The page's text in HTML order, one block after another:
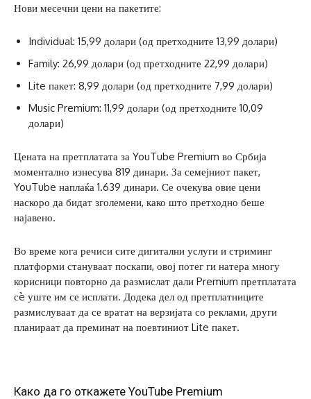
Нови месечни цени на пакетите:
Individual: 15,99 долари (од претходните 13,99 долари)
Family: 26,99 долари (од претходните 22,99 долари)
Lite пакет: 8,99 долари (од претходните 7,99 долари)
Music Premium: 11,99 долари (од претходните 10,09
долари)
Цената на претплатата за YouTube Premium во Србија
моментално изнесува 819 динари. За семејниот пакет,
YouTube наплаќа 1.639 динари. Се очекува овие цени
наскоро да бидат зголемени, како што претходно беше
најавено.
Во време кога речиси сите дигитални услуги и стриминг
платформи стануваат поскапи, овој потег ги натера многу
корисници повторно да размислат дали Premium претплатата
сè уште им се исплати. Додека дел од претплатниците
размислуваат да се вратат на верзијата со реклами, други
планираат да преминат на поевтиниот Lite пакет.
Како да го откажете YouTube Premium